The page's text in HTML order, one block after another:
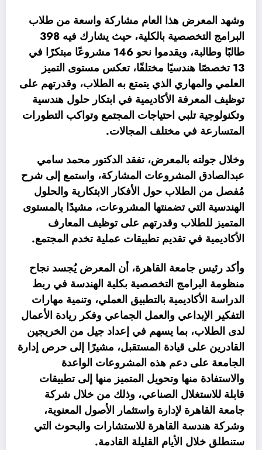
وشهد المعرض هذا العام مشاركة واسعة من طلاب
البرامج التخصصية بالكلية، حيث يشارك فيه 398
طالبًا وطالبة، ويقدموا نحو 146 مشروعًا مبتكرًا في
13 تخصصًا هندسيًا مختلفًا، تعكس مستوى التميز
العلمي والمهاري الذي يتمتع به الطلاب، وقدرتهم على
توظيف المعرفة الأكاديمية في ابتكار حلول هندسية
وتكنولوجية تلبي احتياجات المجتمع وتواكب التطورات
المتسارعة في مختلف المجالات.
وخلال جولته بالمعرض، تفقد الدكتور محمد سامي
عبدالصادق المشروعات المشاركة، واستمع إلى شرح
مُفصل من الطلاب حول الأفكار الابتكارية والحلول
الهندسية التي تضمنتها المشروعات، مشيدًا بالمستوى
المتميز للطلاب وقدرتهم على توظيف المعارف
الأكاديمية في تقديم تطبيقات عملية تخدم المجتمع.
وأكد رئيس جامعة القاهرة، أن المعرض يُجسد نجاح
منظومة البرامج التخصصية بكلية الهندسة في ربط
الدراسة الأكاديمية بالتطبيق العملي، وتنمية مهارات
التفكير الإبداعي والعمل الجماعي وفكر ريادة الأعمال
لدى الطلاب، بما يسهم في إعداد جيل من الخريجين
القادرين على قيادة المستقبل، مشيرًا إلى حرص إدارة
الجامعة على دعم هذه المشروعات الواعدة
والاستفادة منها وتحويل المتميز منها إلى تطبيقات
قابلة للاستغلال الصناعي، وذلك من خلال شركة
جامعة القاهرة لإدارة واستثمار الأصول المعنوية،
وشركة هندسة القاهرة للاستشارات والبحوث التي
ستنطلق خلال الأيام القليلة القادمة.